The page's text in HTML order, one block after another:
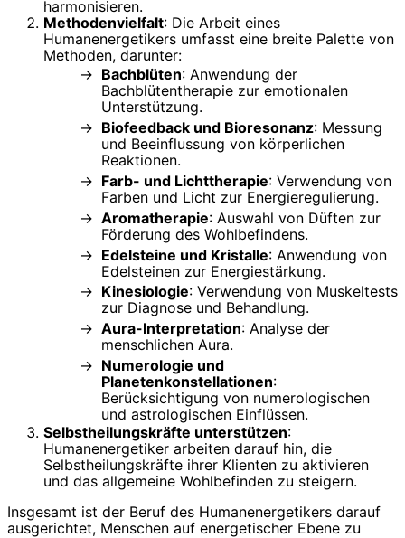
harmonisieren.
Methodenvielfalt: Die Arbeit eines
Humanenergetikers umfasst eine breite Palette von
Methoden, darunter:
Bachblüten: Anwendung der
Bachblütentherapie zur emotionalen
Unterstützung.
Biofeedback und Bioresonanz: Messung
und Beeinflussung von körperlichen
Reaktionen.
Farb- und Lichttherapie: Verwendung von
Farben und Licht zur Energieregulierung.
Aromatherapie: Auswahl von Düften zur
Förderung des Wohlbefindens.
Edelsteine und Kristalle: Anwendung von
Edelsteinen zur Energiestärkung.
Kinesiologie: Verwendung von Muskeltests
zur Diagnose und Behandlung.
Aura-Interpretation: Analyse der
menschlichen Aura.
Numerologie und
Planetenkonstellationen:
Berücksichtigung von numerologischen
und astrologischen Einflüssen.
Selbstheilungskräfte unterstützen:
Humanenergetiker arbeiten darauf hin, die
Selbstheilungskräfte ihrer Klienten zu aktivieren
und das allgemeine Wohlbefinden zu steigern.
Insgesamt ist der Beruf des Humanenergetikers darauf
ausgerichtet, Menschen auf energetischer Ebene zu